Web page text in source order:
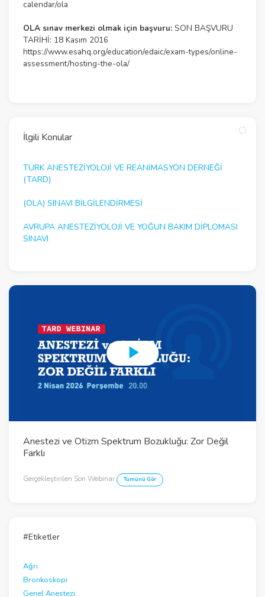
calendar/ola
OLA sınav merkezi olmak için başvuru: SON BAŞVURU
TARİHİ: 18 Kasım 2016
https://www.esahq.org/education/edaic/exam-types/online-
assessment/hosting-the-ola/
İlgili Konular
TÜRK ANESTEZİYOLOJİ VE REANİMASYON DERNEĞİ
(TARD)
(OLA) SINAVI BİLGİLENDİRMESİ
AVRUPA ANESTEZIYOLOJI VE YOĞUN BAKIM DIPLOMASI
SINAVI
P
l
y
V
i
d
Anestezi ve Otizm Spektrum Bozukluğu: Zor Değil
Farklı
Gerçekleştirilen Son Webinar Tümünü Gör
#Etiketler
Ağrı
Bronkoskopi
Genel Anestezi